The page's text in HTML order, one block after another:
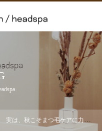
実は、秋こそまつ毛ケアに力を入れたい季節！！